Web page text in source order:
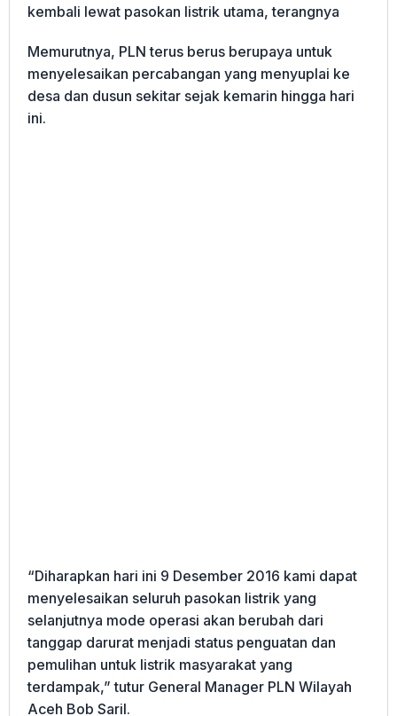
kembali lewat pasokan listrik utama, terangnya
Memurutnya, PLN terus berus berupaya untuk
menyelesaikan percabangan yang menyuplai ke
desa dan dusun sekitar sejak kemarin hingga hari
ini.
“Diharapkan hari ini 9 Desember 2016 kami dapat
menyelesaikan seluruh pasokan listrik yang
selanjutnya mode operasi akan berubah dari
tanggap darurat menjadi status penguatan dan
pemulihan untuk listrik masyarakat yang
terdampak,” tutur General Manager PLN Wilayah
Aceh Bob Saril.